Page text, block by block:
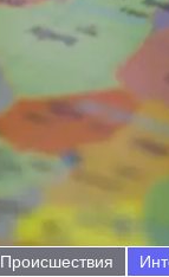
Происшествия